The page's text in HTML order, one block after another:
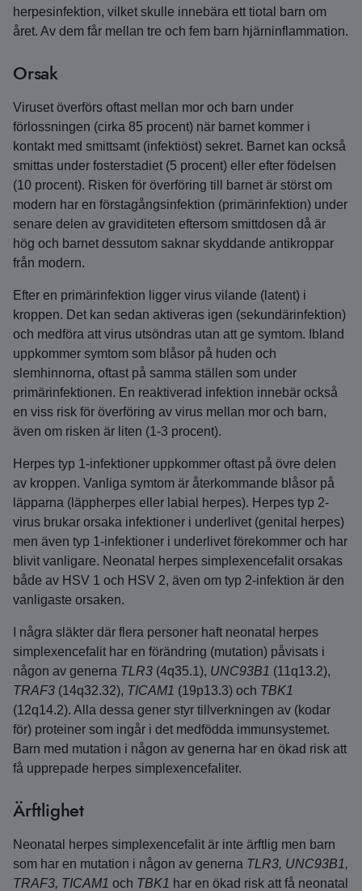
herpesinfektion, vilket skulle innebära ett tiotal barn om
året. Av dem får mellan tre och fem barn hjärninflammation.
Orsak
Viruset överförs oftast mellan mor och barn under
förlossningen (cirka 85 procent) när barnet kommer i
kontakt med smittsamt (infektiöst) sekret. Barnet kan också
smittas under fosterstadiet (5 procent) eller efter födelsen
(10 procent). Risken för överföring till barnet är störst om
modern har en förstagångsinfektion (primärinfektion) under
senare delen av graviditeten eftersom smittdosen då är
hög och barnet dessutom saknar skyddande antikroppar
från modern.
Efter en primärinfektion ligger virus vilande (latent) i
kroppen. Det kan sedan aktiveras igen (sekundärinfektion)
och medföra att virus utsöndras utan att ge symtom. Ibland
uppkommer symtom som blåsor på huden och
slemhinnorna, oftast på samma ställen som under
primärinfektionen. En reaktiverad infektion innebär också
en viss risk för överföring av virus mellan mor och barn,
även om risken är liten (1-3 procent).
Herpes typ 1-infektioner uppkommer oftast på övre delen
av kroppen. Vanliga symtom är återkommande blåsor på
läpparna (läppherpes eller labial herpes). Herpes typ 2-
virus brukar orsaka infektioner i underlivet (genital herpes)
men även typ 1-infektioner i underlivet förekommer och har
blivit vanligare. Neonatal herpes simplexencefalit orsakas
både av HSV 1 och HSV 2, även om typ 2-infektion är den
vanligaste orsaken.
I några släkter där flera personer haft neonatal herpes
simplexencefalit har en förändring (mutation) påvisats i
någon av generna TLR3 (4q35.1), UNC93B1 (11q13.2),
TRAF3 (14q32.32), TICAM1 (19p13.3) och TBK1
(12q14.2). Alla dessa gener styr tillverkningen av (kodar
för) proteiner som ingår i det medfödda immunsystemet.
Barn med mutation i någon av generna har en ökad risk att
få upprepade herpes simplexencefaliter.
Ärftlighet
Neonatal herpes simplexencefalit är inte ärftlig men barn
som har en mutation i någon av generna TLR3, UNC93B1,
TRAF3, TICAM1 och TBK1 har en ökad risk att få neonatal